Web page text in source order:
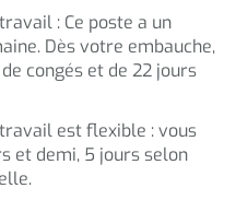
: Ce poste a un
Dès votre embauche,
congés et de 22 jours
est flexible : vous
et demi, 5 jours selon